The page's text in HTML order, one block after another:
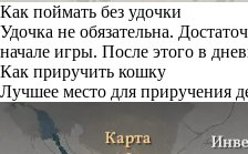
Как поймать без удочки
Удочка не обязательна.
начале игры. После этого в
Как приручить кошку
Лучшее место для приручения